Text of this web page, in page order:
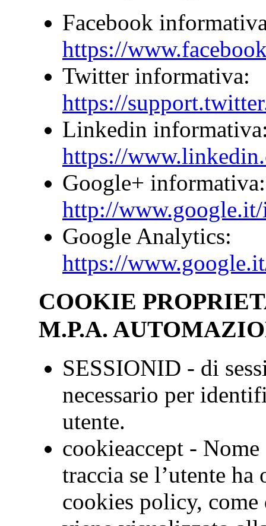
Facebook
https://
Twitter informativa:
https://
Linkedin
https://
Google+ informativa:
http://
Google Analytics:
https://
COOKIE
M.P.A.
SESSIONID - di
necessario per
utente.
cookieaccept -
traccia se l’utente
cookies policy,